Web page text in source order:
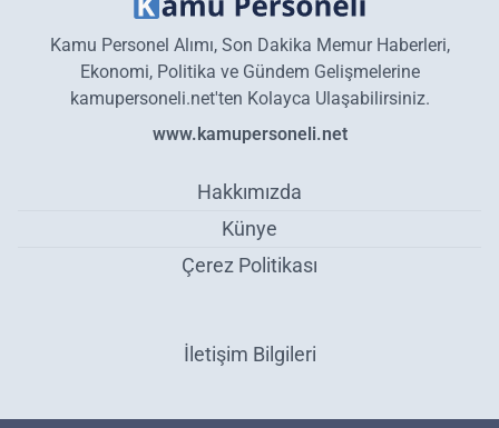
Kamu Personel Alımı, Son Dakika Memur Haberleri,
Ekonomi, Politika ve Gündem Gelişmelerine
kamupersoneli.net'ten Kolayca Ulaşabilirsiniz.
www.kamupersoneli.net
Hakkımızda
Künye
Çerez Politikası
İletişim Bilgileri